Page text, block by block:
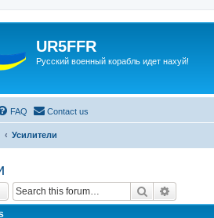
UR5FFR
Русский военный корабль идет нахуй!
FAQ Contact us
Усилители
Search